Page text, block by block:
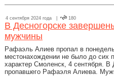
4 сентября 2024 года | 180
В Десногорске
мужчины
Рафаэль Алиев пропал в
местонахождении не было до сих
характер Смоленск, 4 сентября. В
пропавшего Рафаэля Алиева.